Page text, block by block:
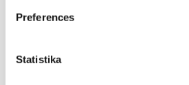
Preferences
Statistika